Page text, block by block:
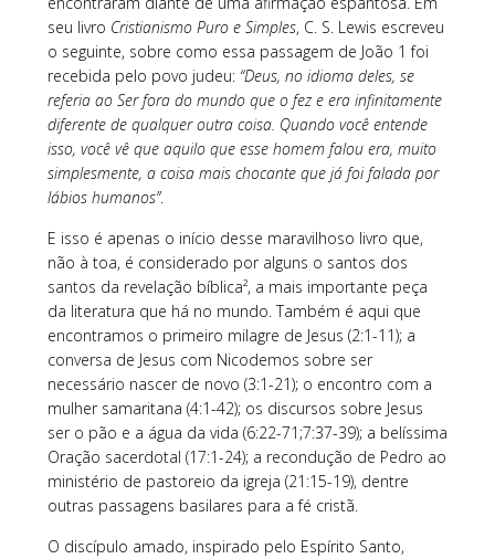
seu livro Cristianismo Puro e Simples, C. S. Lewis escreveu
o seguinte, sobre como essa passagem de João 1 foi
recebida pelo povo judeu: “Deus, no idioma deles, se
referia ao Ser fora do mundo que o fez e era infinitamente
diferente de qualquer outra coisa. Quando você entende
isso, você vê que aquilo que esse homem falou era, muito
simplesmente, a coisa mais chocante que já foi falada por
lábios humanos”.
E isso é apenas o início desse maravilhoso livro que,
não à toa, é considerado por alguns o santos dos
santos da revelação bíblica², a mais importante peça
da literatura que há no mundo. Também é aqui que
encontramos o primeiro milagre de Jesus (2:1-11); a
conversa de Jesus com Nicodemos sobre ser
necessário nascer de novo (3:1-21); o encontro com a
mulher samaritana (4:1-42); os discursos sobre Jesus
ser o pão e a água da vida (6:22-71;7:37-39); a belíssima
Oração sacerdotal (17:1-24); a recondução de Pedro ao
ministério de pastoreio da igreja (21:15-19), dentre
outras passagens basilares para a fé cristã.
O discípulo amado, inspirado pelo Espírito Santo,